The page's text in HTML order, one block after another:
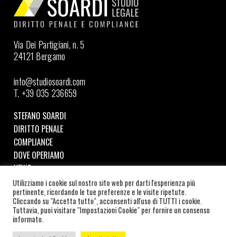
Via Dei Partigiani, n. 5
24121 Bergamo
info@studiosoardi.com
T. +39 035 236659
STEFANO SOARDI
DIRITTO PENALE
COMPLIANCE
DOVE OPERIAMO
NEWS
Seguici su LinkedIn
©2026SOARDI STUDIO LEGALE | C.F. e P.IVA:
SRDSFN87A19B157W |
Utilizziamo i cookie sul nostro sito web per darti l'esperienza più
pertinente, ricordando le tue preferenze e le visite ripetute.
Cliccando su "Accetta tutto", acconsenti all'uso di TUTTI i cookie.
Tuttavia, puoi visitare "Impostazioni Cookie" per fornire un consenso
informato.